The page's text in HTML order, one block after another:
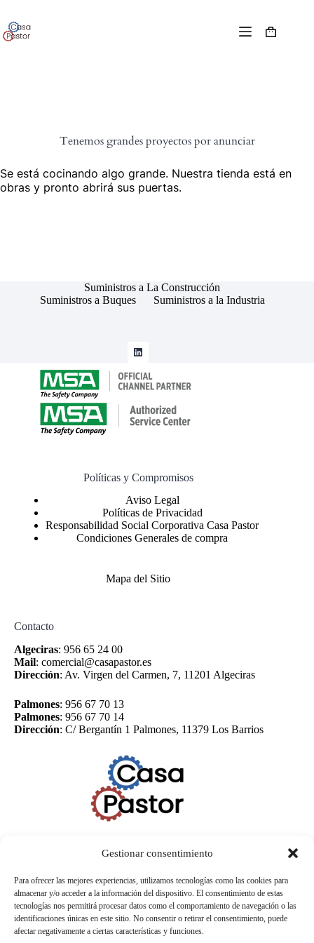
Gestionar consentimiento
Para ofrecer las mejores experiencias, utilizamos tecnologías como las cookies para
almacenar y/o acceder a la información del dispositivo. El consentimiento de estas
tecnologías nos permitirá procesar datos como el comportamiento de navegación o las
identificaciones únicas en este sitio. No consentir o retirar el consentimiento, puede
afectar negativamente a ciertas características y funciones.
Tenemos grandes proyectos por anunciar
Se está cocinando algo grande. Nuestra tienda está en
obras y pronto abrirá sus puertas.
Suministros a La Construcción
Suministros a Buques
Suministros a la Industria
Políticas y Compromisos
Políticas de Privacidad
Responsabilidad Social Corporativa Casa Pastor
Condiciones Generales de compra
Mapa del Sitio
Contacto
Algeciras: 956 65 24 00
Mail: comercial@casapastor.es
Dirección: Av. Virgen del Carmen, 7, 11201 Algeciras
Palmones: 956 67 70 13
Palmones: 956 67 70 14
Dirección: C/ Bergantín 1 Palmones, 11379 Los Barrios